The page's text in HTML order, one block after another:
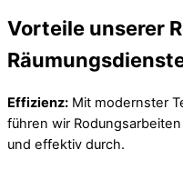
Vorteile unserer
Effizienz: Mit modernster
führen wir
und effektiv durch.